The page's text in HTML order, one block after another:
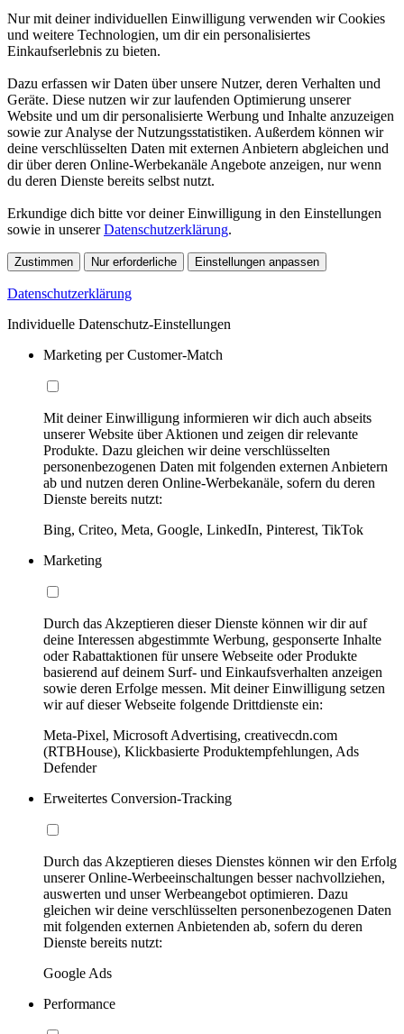
Nur mit deiner individuellen Einwilligung verwenden wir Cookies
und weitere Technologien, um dir ein personalisiertes
Einkaufserlebnis zu bieten.
Dazu erfassen wir Daten über unsere Nutzer, deren Verhalten und
Geräte. Diese nutzen wir zur laufenden Optimierung unserer
Website und um dir personalisierte Werbung und Inhalte anzuzeigen
sowie zur Analyse der Nutzungsstatistiken. Außerdem können wir
deine verschlüsselten Daten mit externen Anbietern abgleichen und
dir über deren Online-Werbekanäle Angebote anzeigen, nur wenn
du deren Dienste bereits selbst nutzt.
Erkundige dich bitte vor deiner Einwilligung in den Einstellungen
sowie in unsererDatenschutzerklärung.
Zustimmen Nur erforderliche Einstellungen anpassen
Datenschutzerklärung
Individuelle Datenschutz-Einstellungen
Marketing per Customer-Match
Mit deiner Einwilligung informieren wir dich auch abseits
unserer Website über Aktionen und zeigen dir relevante
Produkte. Dazu gleichen wir deine verschlüsselten
personenbezogenen Daten mit folgenden externen Anbietern
ab und nutzen deren Online-Werbekanäle, sofern du deren
Dienste bereits nutzt:
Bing, Criteo, Meta, Google, LinkedIn, Pinterest, TikTok
Marketing
Durch das Akzeptieren dieser Dienste können wir dir auf
deine Interessen abgestimmte Werbung, gesponserte Inhalte
oder Rabattaktionen für unsere Webseite oder Produkte
basierend auf deinem Surf- und Einkaufsverhalten anzeigen
sowie deren Erfolge messen. Mit deiner Einwilligung setzen
wir auf dieser Webseite folgende Drittdienste ein:
Meta-Pixel, Microsoft Advertising, creativecdn.com
(RTBHouse), Klickbasierte Produktempfehlungen, Ads
Defender
Erweitertes Conversion-Tracking
Durch das Akzeptieren dieses Dienstes können wir den Erfolg
unserer Online-Werbeeinschaltungen besser nachvollziehen,
auswerten und unser Werbeangebot optimieren. Dazu
gleichen wir deine verschlüsselten personenbezogenen Daten
mit folgenden externen Anbietenden ab, sofern du deren
Dienste bereits nutzt:
Google Ads
Performance